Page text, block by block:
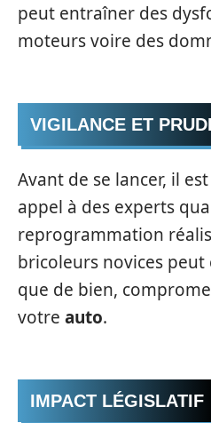
peut entraîner des
moteurs voire des
VIGILANCE ET
Avant de se lancer, il
appel à des experts
reprogrammation
bricoleurs novices peut
que de bien,
votre auto.
IMPACT LÉGISLATIF